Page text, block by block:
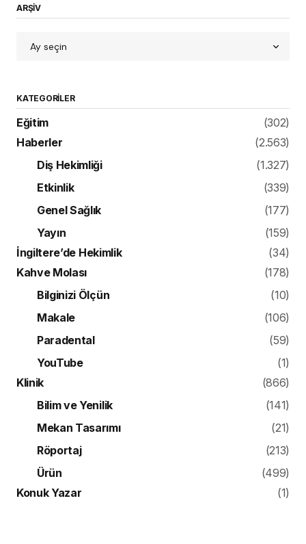
ARŞİV
KATEGORILER
Eğitim
(302)
Haberler
(2.563)
Diş Hekimliği
(1.327)
Etkinlik
(339)
Genel Sağlık
(177)
Yayın
(159)
İngiltere’de Hekimlik
(34)
Kahve Molası
(178)
Bilginizi Ölçün
(10)
Makale
(106)
Paradental
(59)
YouTube
(1)
Klinik
(866)
Bilim ve Yenilik
(141)
Mekan Tasarımı
(21)
Röportaj
(213)
Ürün
(499)
Konuk Yazar
(1)